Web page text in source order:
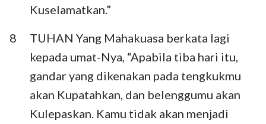
Kuselamatkan.”
8
TUHAN Yang Mahakuasa berkata lagi
kepada umat-Nya, “Apabila tiba hari itu,
gandar yang dikenakan pada tengkukmu
akan Kupatahkan, dan belenggumu akan
Kulepaskan. Kamu tidak akan menjadi